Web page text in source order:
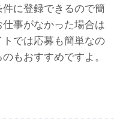
に登録できるので簡
事がなかった場合は
では応募も簡単なの
もおすすめですよ。